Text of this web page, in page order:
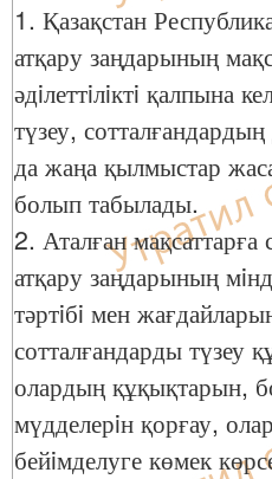
1. Қазақстан
атқару заңдарының
әдiлеттiлiктi қалпына
түзеу,
да жаңа қылмыстар
болып табылады.
2. Аталған
атқару заңдарының
тәртiбi мен
сотталғандарды түзеу
олардың құқықтарын,
мүдделерiн қорғау,
бейiмделуге көмек